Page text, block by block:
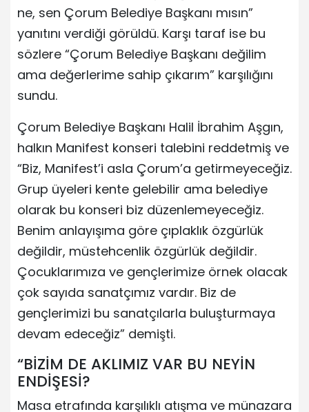
ne, sen Çorum Belediye Başkanı mısın”
yanıtını verdiği görüldü. Karşı taraf ise bu
sözlere “Çorum Belediye Başkanı değilim
ama değerlerime sahip çıkarım” karşılığını
sundu.
Çorum Belediye Başkanı Halil İbrahim Aşgın,
halkın Manifest konseri talebini reddetmiş ve
“Biz, Manifest’i asla Çorum’a getirmeyeceğiz.
Grup üyeleri kente gelebilir ama belediye
olarak bu konseri biz düzenlemeyeceğiz.
Benim anlayışıma göre çıplaklık özgürlük
değildir, müstehcenlik özgürlük değildir.
Çocuklarımıza ve gençlerimize örnek olacak
çok sayıda sanatçımız vardır. Biz de
gençlerimizi bu sanatçılarla buluşturmaya
devam edeceğiz” demişti.
“BİZİM DE AKLIMIZ VAR BU NEYİN
ENDİŞESİ?
Masa etrafında karşılıklı atışma ve münazara